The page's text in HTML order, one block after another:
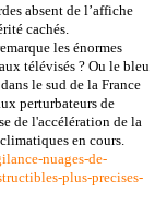
absent de l’affiche
cachés.
les énormes
télévisés ? Ou le bleu
le sud de la France
perturbateurs de
de l'accélération de la
en cours.
nuages-de-
plus-precises-